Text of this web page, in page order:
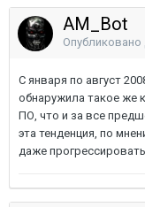
AM_Bot
Опубликовано
С января по август
обнаружила такое же
ПО, что и за все
эта тенденция, по
даже